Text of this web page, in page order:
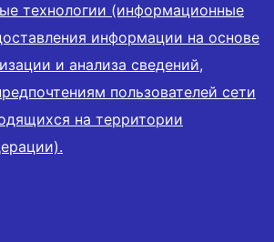
технологии (информационные
информации на основе
и анализа сведений,
пользователей сети
на территории